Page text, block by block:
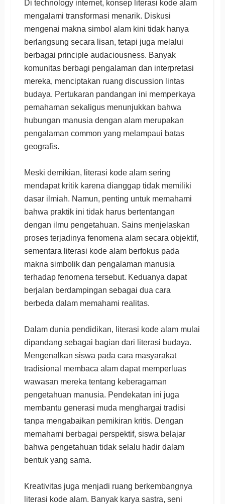
Di technology internet, konsep literasi kode alam
mengalami transformasi menarik. Diskusi
mengenai makna simbol alam kini tidak hanya
berlangsung secara lisan, tetapi juga melalui
berbagai principle audaciousness. Banyak
komunitas berbagi pengalaman dan interpretasi
mereka, menciptakan ruang discussion lintas
budaya. Pertukaran pandangan ini memperkaya
pemahaman sekaligus menunjukkan bahwa
hubungan manusia dengan alam merupakan
pengalaman common yang melampaui batas
geografis.
Meski demikian, literasi kode alam sering
mendapat kritik karena dianggap tidak memiliki
dasar ilmiah. Namun, penting untuk memahami
bahwa praktik ini tidak harus bertentangan
dengan ilmu pengetahuan. Sains menjelaskan
proses terjadinya fenomena alam secara objektif,
sementara literasi kode alam berfokus pada
makna simbolik dan pengalaman manusia
terhadap fenomena tersebut. Keduanya dapat
berjalan berdampingan sebagai dua cara
berbeda dalam memahami realitas.
Dalam dunia pendidikan, literasi kode alam mulai
dipandang sebagai bagian dari literasi budaya.
Mengenalkan siswa pada cara masyarakat
tradisional membaca alam dapat memperluas
wawasan mereka tentang keberagaman
pengetahuan manusia. Pendekatan ini juga
membantu generasi muda menghargai tradisi
tanpa mengabaikan pemikiran kritis. Dengan
memahami berbagai perspektif, siswa belajar
bahwa pengetahuan tidak selalu hadir dalam
bentuk yang sama.
Kreativitas juga menjadi ruang berkembangnya
literasi kode alam. Banyak karya sastra, seni